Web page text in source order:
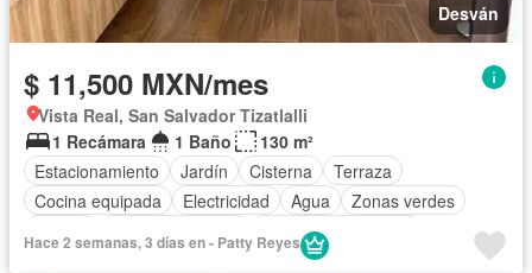
Desván
$ 11,500 MXN/mes
Vista Real, San Salvador Tizatlalli
1 Recámara
1 Baño
130 m²
Estacionamiento
Jardín Cisterna
Terraza
Cocina equipada
Electricidad Agua
Zonas verdes
Caseta de vigilancia
Completamente amueblado
Hace 2 semanas, 3 días en - Patty Reyes